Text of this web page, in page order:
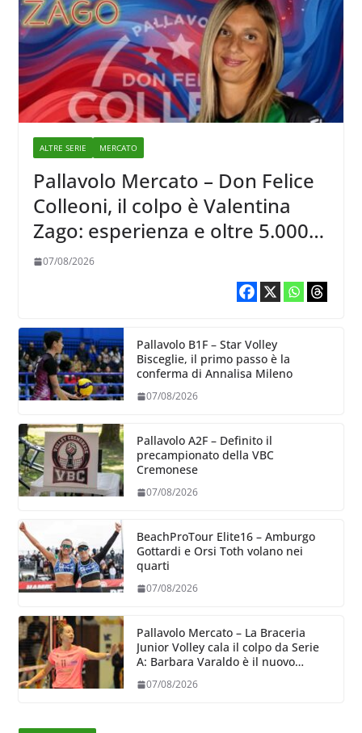
ALTRE SERIE MERCATO
Pallavolo Mercato – Don Felice
Colleoni, il colpo è Valentina
Zago: esperienza e oltre 5.000
punti al servizio di Trescore
07/08/2026
Pallavolo B1F – Star Volley
Bisceglie, il primo passo è la
conferma di Annalisa Mileno
07/08/2026
Pallavolo A2F – Definito il
precampionato della VBC
Cremonese
07/08/2026
BeachProTour Elite16 – Amburgo
Gottardi e Orsi Toth volano nei
quarti
07/08/2026
Pallavolo Mercato – La Braceria
Junior Volley cala il colpo da Serie
A: Barbara Varaldo è il nuovo
07/08/2026